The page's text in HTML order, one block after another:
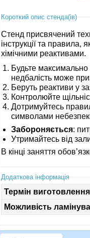
Короткий опис стенда(ів)
Стенд присвячений
інструкції та правила,
хімічними реактивами.
Будьте максимально
недбалість може
Беруть реактиви у
Контролюйте
Дотримуйтесь
символами
Забороняється:
Утримайтесь від
В кінці заняття
Додаткова інформація
Термін
Можливість